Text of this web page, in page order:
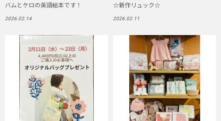
バムとケロの英語絵本です！
2026.02.14
☆新作リュック☆
2026.02.11